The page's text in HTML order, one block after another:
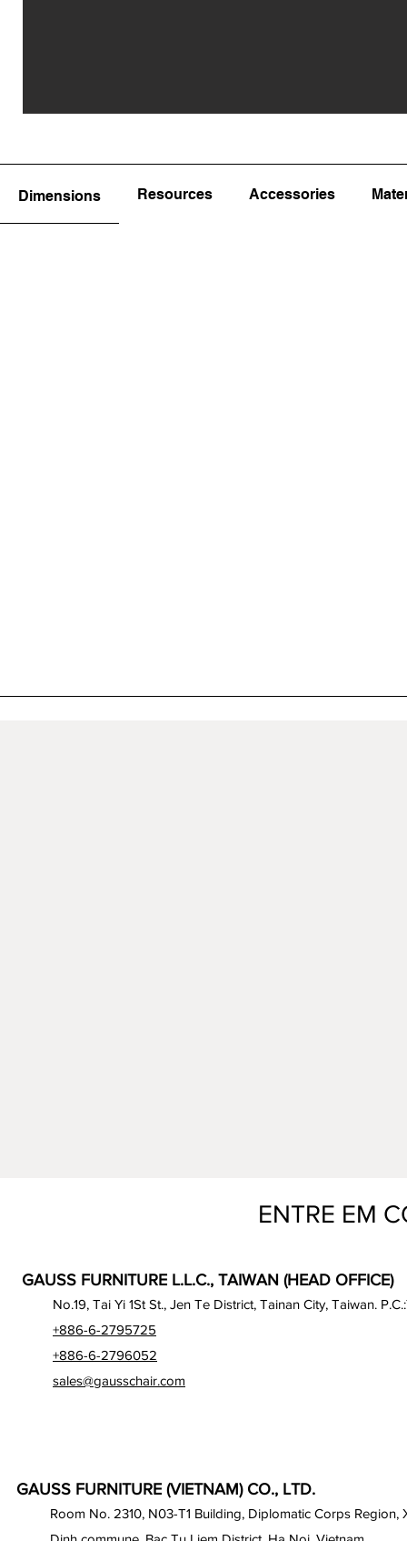
Dimensions Resources Accessories
ENTRE EM
GAUSS FURNITURE L.L.C., TAIWAN (HEAD OFFICE)
No.19, Tai Yi 1St St., Jen Te District, Tainan City, Taiwan.
+886-6-2795725
+886-6-2796052
sales@gausschair.com
GAUSS FURNITURE (VIETNAM) CO., LTD.
Room No. 2310, N03-T1 Building, Diplomatic Corps Region,